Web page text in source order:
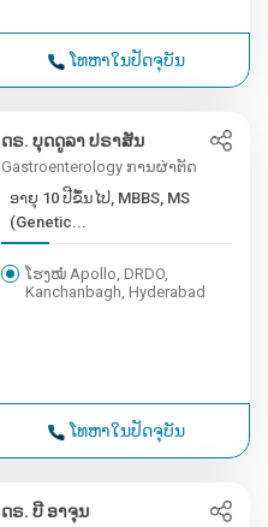
ໂທຫາໃນປັດຈຸບັນ
ດຣ. ບຸດດູລາ ປຣາສັນ
Gastroenterology ການຜ່າຕັດ
ອາຍຸ 10 ປີຂຶ້ນໄປ, MBBS, MS
(Genetic...
ໂຮງໝໍ Apollo, DRDO,
Kanchanbagh, Hyderabad
ໂທຫາໃນປັດຈຸບັນ
ດຣ. ບີ ອາຈຸນ